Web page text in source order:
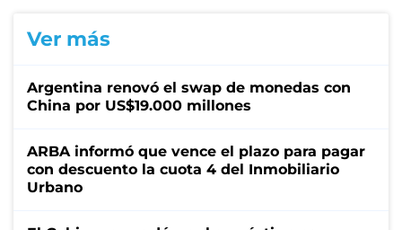
Ver más
Argentina renovó el swap de monedas con
China por US$19.000 millones
ARBA informó que vence el plazo para pagar
con descuento la cuota 4 del Inmobiliario
Urbano